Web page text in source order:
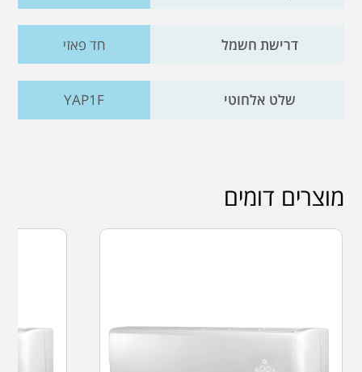
דרישת חשמל חד פאזי
שלט אלחוטי YAP1F
מוצרים דומים